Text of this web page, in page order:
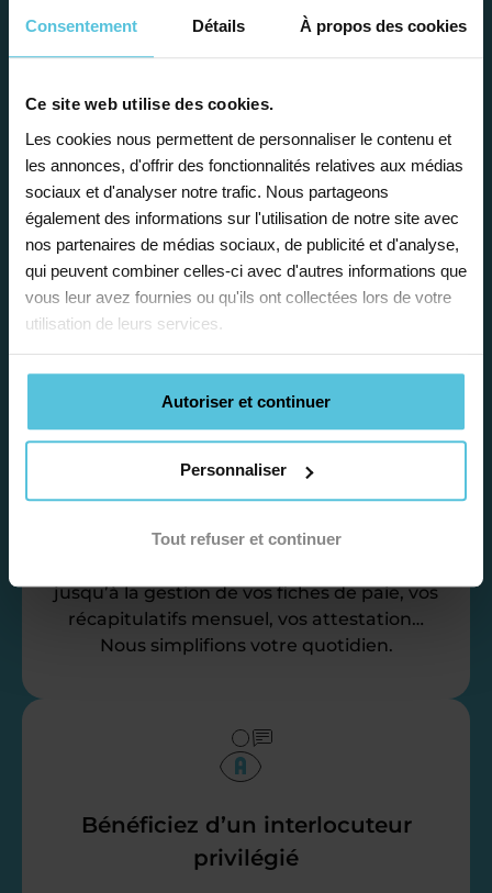
Consentement Détails À propos des cookies
Ce site web utilise des cookies.
Les cookies nous permettent de personnaliser le contenu et
les annonces, d'offrir des fonctionnalités relatives aux médias
sociaux et d'analyser notre trafic. Nous partageons
également des informations sur l'utilisation de notre site avec
nos partenaires de médias sociaux, de publicité et d'analyse,
qui peuvent combiner celles-ci avec d'autres informations que
vous leur avez fournies ou qu'ils ont collectées lors de votre
utilisation de leurs services.
Autoriser et continuer
Personnaliser
Tout refuser et continuer
vos horaires
Afin de garantir le meilleur
accompagnement, nous organisons votre
emploi du temps en fonction de votre profil,
vos disponibilités et votre flexibilité.
Déléguez vos tâches
administratives
Nos équipes d’experts se chargent de tout
jusqu’à la gestion de vos fiches de paie, vos
récapitulatifs mensuel, vos attestation…
Nous simplifions votre quotidien.
Bénéficiez d’un interlocuteur
privilégié